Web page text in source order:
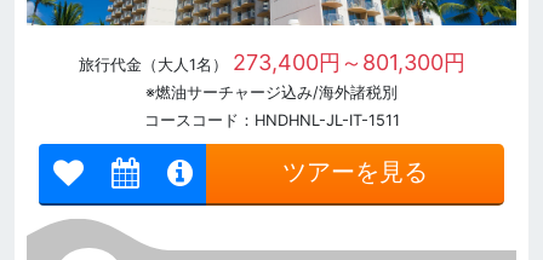
旅行代金（大人1名） 273,400円～801,300円
※燃油サーチャージ込み/海外諸税別
コースコード：HNDHNL-JL-IT-1511
ツアーを見る